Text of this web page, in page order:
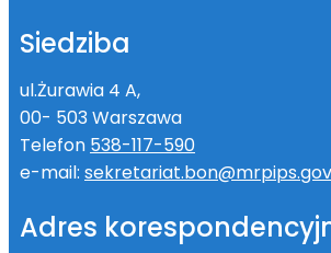
Siedziba
ul.Żurawia 4 A,
00- 503 Warszawa
Telefon 538-117-590
e-mail:
Adres